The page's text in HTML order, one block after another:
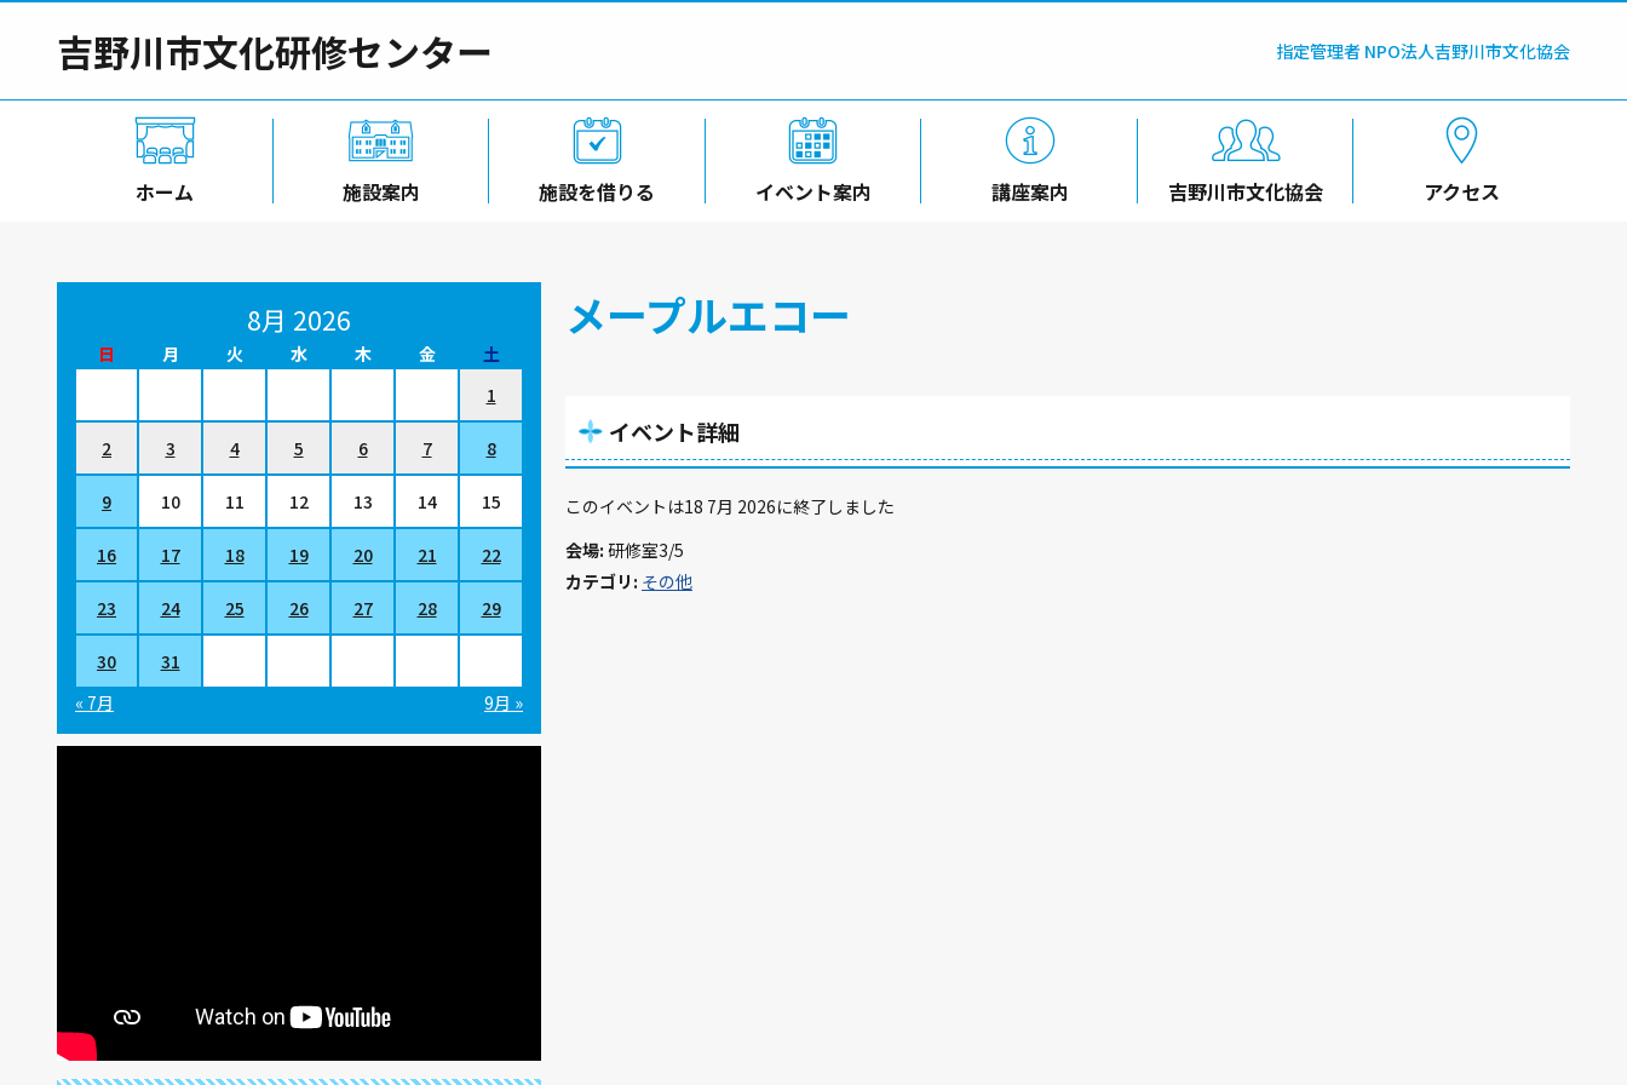
吉野川市文化研修センター 指定管理者 NPO法人吉野川市文化協会
ホーム 施設案内 施設を借りる イベント案内 講座案内 吉野川市文化協会 アクセス
メープルエコー
イベント詳細
このイベントは18 7月 2026に終了しました
会場: 研修室3/5
カテゴリ: その他
8月 2026
日 月 火 水 木 金
土
1
2 3 4 5 6 7 8
9 10 11 12 13 14 15
16 17 18 19 20 21 22
23 24 25 26 27 28 29
30
31
« 7月
9月 »